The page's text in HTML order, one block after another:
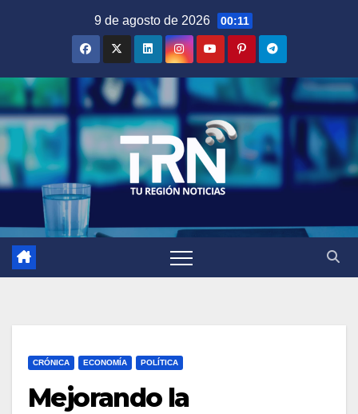
9 de agosto de 2026 00:11
CRÓNICA ECONOMÍA POLÍTICA
Mejorando la